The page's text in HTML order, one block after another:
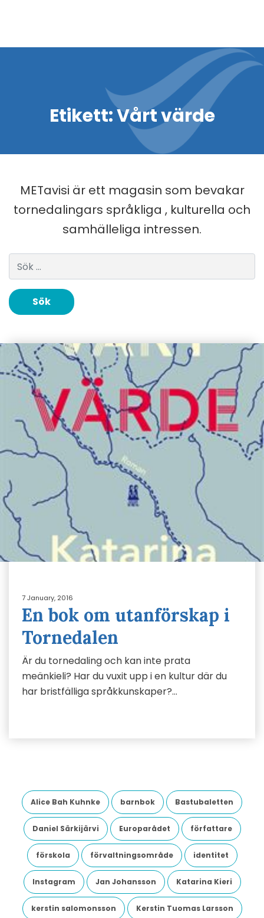
Etikett:Vårt värde
METavisi är ett magasin som bevakar
tornedalingars språkliga , kulturella och
samhälleliga intressen.
Sök efter:
7 January, 2016
En bok om utanförskap i
Tornedalen
Är du tornedaling och kan inte prata
meänkieli? Har du vuxit upp i en kultur där du
har bristfälliga språkkunskaper?…
Alice Bah Kuhnke barnbok Bastubaletten
Daniel Särkijärvi Europarådet författare
förskola förvaltningsområde identitet
Instagram Jan Johansson Katarina Kieri
kerstin salomonsson Kerstin Tuomas Larsson